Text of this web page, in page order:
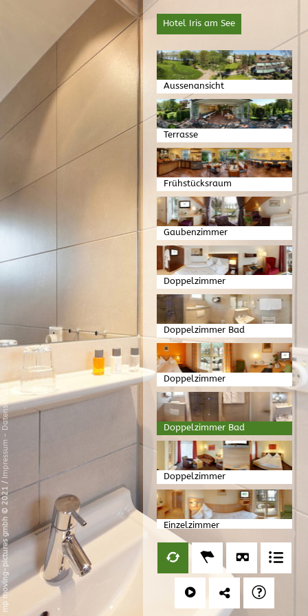
Hotel Iris am See
Aussenansicht
Terrasse
Frühstücksraum
Gaubenzimmer
Doppelzimmer
Doppelzimmer Bad
Doppelzimmer
Doppelzimmer Bad
Doppelzimmer
Einzelzimmer
mp moving-pictures gmbh © 2021
/
Impressum
-
Datenschutz